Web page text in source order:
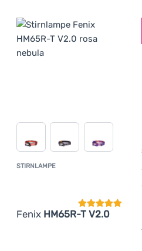
STIRNLAMPE
Fenix HM65R-T V2.0